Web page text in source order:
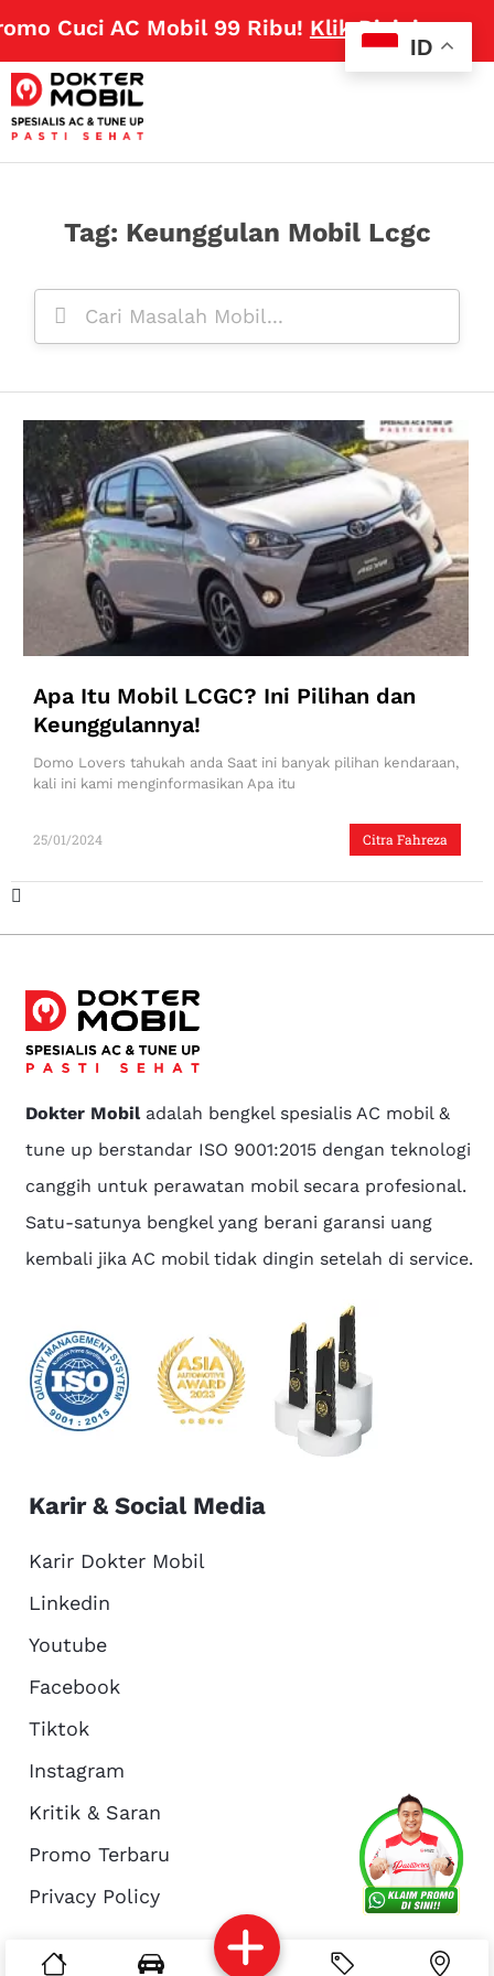
Cuci AC Mobil 99 Ribu!Klik Disini
About Us
Reservasi Article
Tag: Keunggulan Mobil Lcgc
Apa Itu Mobil LCGC? Ini Pilihan dan
Keunggulannya!
Citra Fahreza
25/01/2024
Domo Lovers tahukah anda Saat ini banyak pilihan kendaraan,
kali ini kami menginformasikan Apa itu
Dokter Mobiladalah bengkel spesialis AC mobil &
tune up berstandar ISO 9001:2015 dengan teknologi
canggih untuk perawatan mobil secara profesional.
Satu-satunya bengkel yang berani garansi uang
kembali jika AC mobil tidak dingin setelah di service.
Karir & Social Media
Karir Dokter Mobil
Linkedin
Youtube
Facebook
Tiktok
Instagram
Kritik & Saran
Promo Terbaru
Privacy Policy
ID